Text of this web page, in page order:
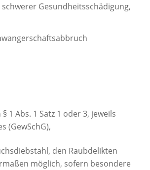
Gesundheitsschädigung,
Abs. 1 Satz 1 oder 3, jeweils
(GewSchG),
den Raubdelikten
möglich, sofern besondere